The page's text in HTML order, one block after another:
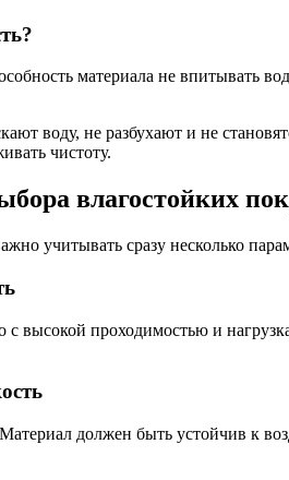
материала не впитывать
воду, не разбухают и не
чистоту.
влагостойких
учитывать сразу несколько
с высокой проходимостью и
должен быть устойчив к